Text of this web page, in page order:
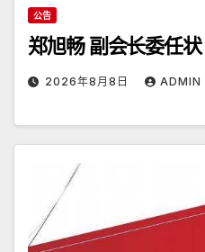
公告
郑旭畅 副会长委任状
2026年8月8日 ADMIN